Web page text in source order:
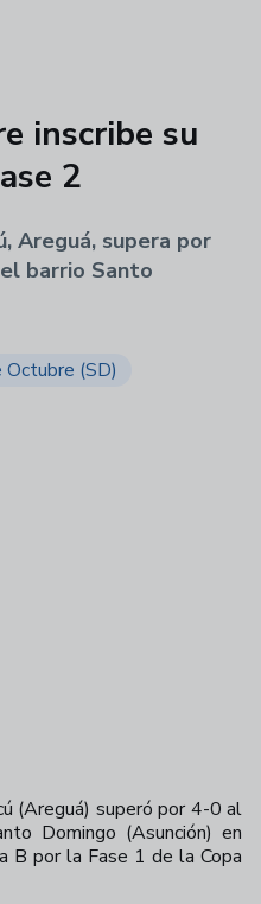
inscribe su
2
Areguá, supera por
barrio Santo
Octubre (SD)
(Areguá) superó por 4-0 al
Domingo (Asunción) en
B por la Fase 1 de la Copa